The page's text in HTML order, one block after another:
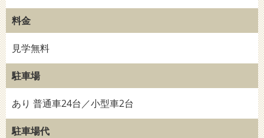
料金
見学無料
駐車場
あり 普通車24台／小型車2台
駐車場代